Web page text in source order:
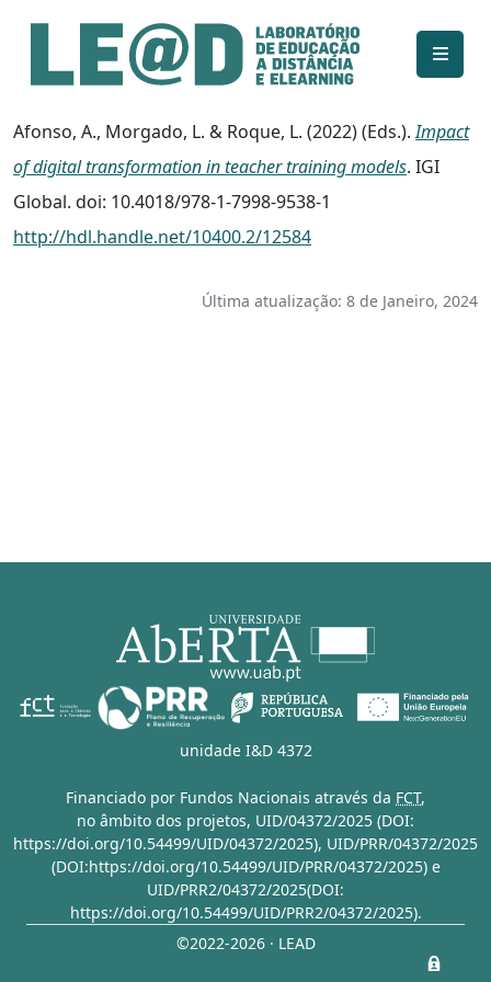
Ir para o conteúdo principal
Informações de acessibilidade
Mapa do site
Afonso, A., Morgado, L. & Roque, L. (2022) (Eds.).Impact
of digital transformation in teacher training models. IGI
Global. doi: 10.4018/978-1-7998-9538-1
http://hdl.handle.net/10400.2/12584
Última atualização: 8 de Janeiro, 2024
unidade I&D 4372
Financiado por Fundos Nacionais através da FCT,
no âmbito dos projetos, UID/04372/2025 (DOI:
https://doi.org/10.54499/UID/04372/2025), UID/PRR/04372/2025
(DOI:https://doi.org/10.54499/UID/PRR/04372/2025)e
UID/PRR2/04372/2025(DOI:
https://doi.org/10.54499/UID/PRR2/04372/2025).
©2022-2026 · LEAD